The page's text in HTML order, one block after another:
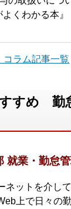
よくわかる本
ラム記事一覧
すめ 勤
就業・勤怠
ネットを介し
上で日々の